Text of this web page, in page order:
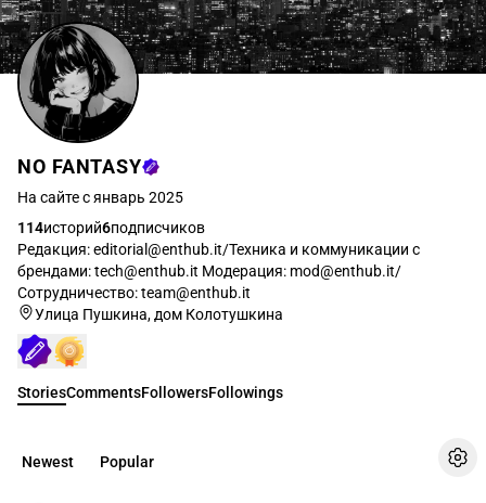
NO FANTASY
На сайте с январь 2025
114историй6подписчиков
Редакция: editorial@enthub.it/Техника и коммуникации с
брендами: tech@enthub.it Модерация: mod@enthub.it/
Сотрудничество: team@enthub.it
Улица Пушкина, дом Колотушкина
StoriesCommentsFollowersFollowings
Newest Popular